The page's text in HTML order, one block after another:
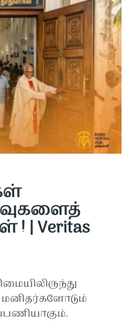
! | Veritas
மனிதர்களோடும்